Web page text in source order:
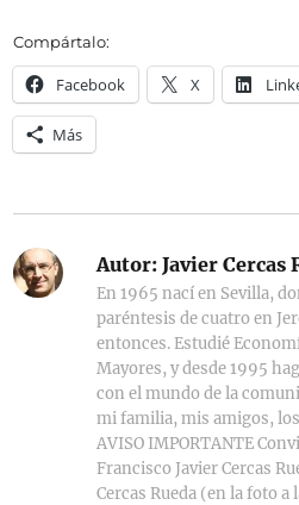
Compártalo:
Facebook X
Más
Autor:Javier Cercas
En 1965 nací en Sevilla,
paréntesis de cuatro en
entonces. Estudié
Mayores, y desde 1995
con el mundo de la
mi familia, mis amigos,
AVISO IMPORTANTE
Francisco Javier Cercas
Cercas Rueda (en la foto